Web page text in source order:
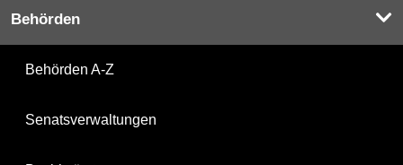
Behörden
Behörden A-Z
Senatsverwaltungen